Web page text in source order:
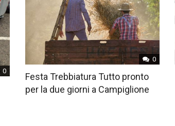
0
0
Festa Trebbiatura Tutto pronto
per la due giorni a Campiglione